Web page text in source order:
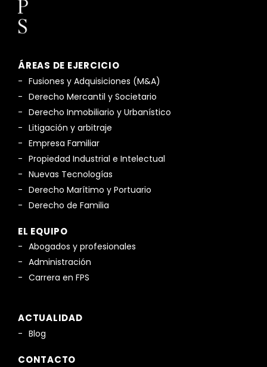
ÁREAS DE EJERCICIO
Fusiones y Adquisiciones (M&A)
Derecho Mercantil y Societario
Derecho Inmobiliario y Urbanístico
Litigación y arbitraje
Empresa Familiar
Propiedad Industrial e Intelectual
Nuevas Tecnologías
Derecho Marítimo y Portuario
Derecho de Familia
EL EQUIPO
Abogados y profesionales
Administración
Carrera en FPS
ACTUALIDAD
Blog
CONTACTO